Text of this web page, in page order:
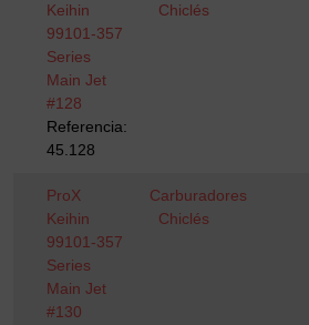
Keihin
99101-357
Series
Main Jet
#128
Referencia:
45.128
Chiclés
ProX
Keihin
99101-357
Series
Main Jet
#130
Carburadores
Chiclés